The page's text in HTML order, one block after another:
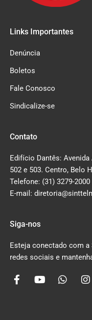
Links Importantes
Denúncia
Boletos
Fale Conosco
Sindicalize-se
Contato
Edifício Dantês: Avenida
502 e 503. Centro, Belo
Telefone: (31) 3279-2000
E-mail:
Siga-nos
Esteja conectado com a
redes sociais e